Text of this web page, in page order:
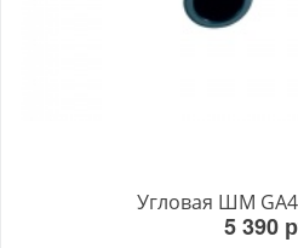
Угловая ШМ
5 390